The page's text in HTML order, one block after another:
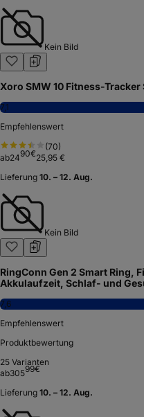
Kein Bild
Xoro SMW 10 Fitness-Tracker
7,1
Empfehlenswert
(70)
ab2490€25,95 €
Lieferung 10. – 12. Aug.
Kein Bild
RingConn Gen 2 Smart Ring,
Akkulaufzeit, Schlaf- und
7,6
Empfehlenswert
Produktbewertung
25 Varianten
ab30599€
Lieferung 10. – 12. Aug.